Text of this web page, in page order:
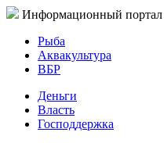
Информационный портал
Рыба
Аквакультура
ВБР
Деньги
Власть
Господдержка